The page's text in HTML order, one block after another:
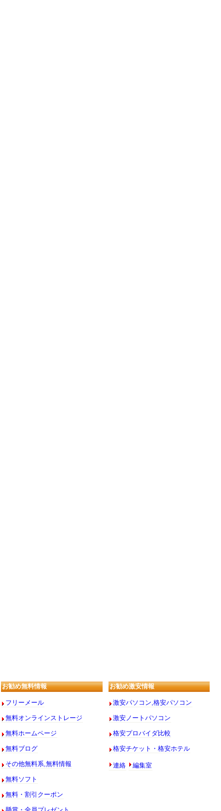
お勧め無料情報
フリーメール
無料オンラインストレージ
無料ホームページ
無料ブログ
その他無料系,無料情報
無料ソフト
無料・割引クーポン
お勧め激安情報
激安パソコン,格安パソコン
激安ノートパソコン
格安プロバイダ比較
格安チケット・格安ホテル
連絡 編集室